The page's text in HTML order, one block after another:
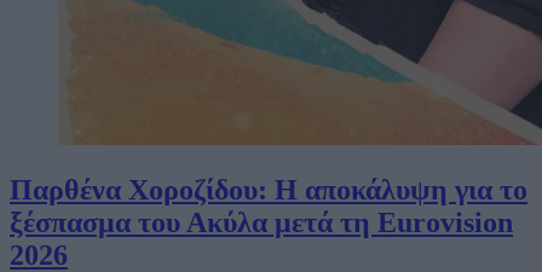
Παρθένα Χοροζίδου: Η αποκάλυψη για το
ξέσπασμα του Ακύλα μετά τη Eurovision
2026